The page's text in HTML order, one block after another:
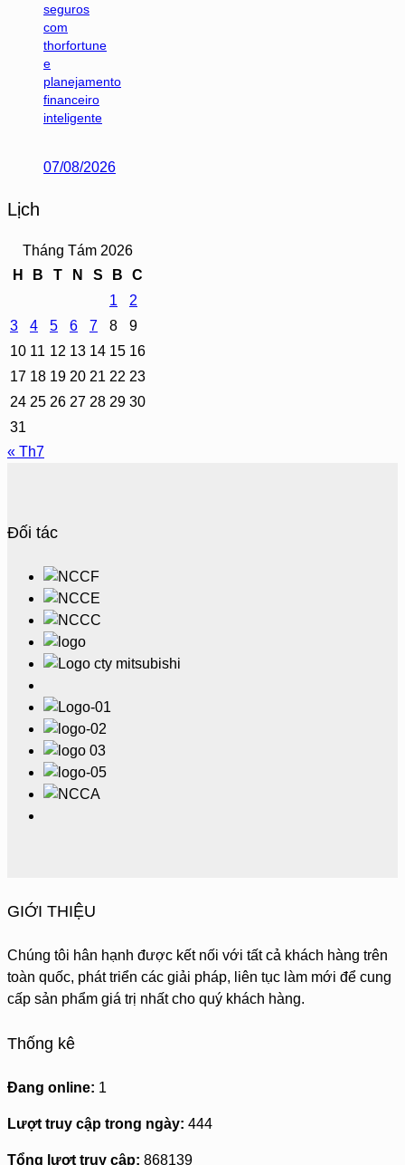
seguros
com
thorfortune
e
planejamento
financeiro
inteligente
07/08/2026
Lịch
Tháng Tám 2026
H
B T N S B
C
1
2
3
4 5 6 7 8
9
10 11 12 13 14 15 16
17 18 19 20 21 22 23
24 25 26 27 28 29 30
31
« Th7
Đối tác
GIỚI THIỆU
Chúng tôi hân hạnh được kết nối với tất cả khách hàng trên
toàn quốc, phát triển các giải pháp, liên tục làm mới để cung
cấp sản phẩm giá trị nhất cho quý khách hàng.
Thống kê
Đang online: 1
Lượt truy cập trong ngày: 444
Tổng lượt truy cập: 868139